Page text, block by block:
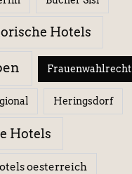
Hotels
Frauenwahlrecht
Heringsdorf
Hotels
oesterreich